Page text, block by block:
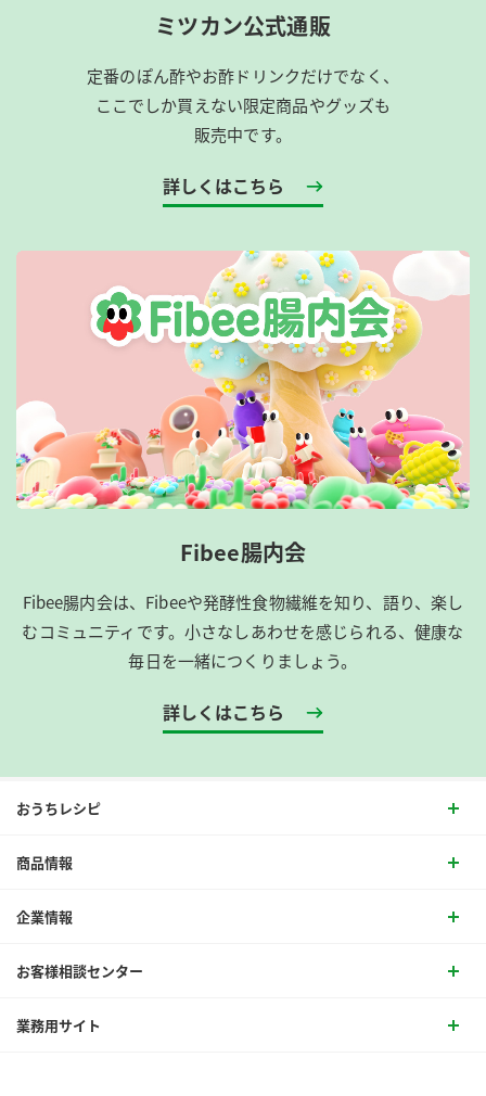
ミツカン公式通販
定番のぽん酢やお酢ドリンクだけでなく、
ここでしか買えない限定商品やグッズも
販売中です。
詳しくはこちら
Fibee腸内会
Fibee腸内会は、​Fibeeや発酵性食物繊維を知り、語り、楽し
むコミュニティです。​小さなしあわせを感じられる、健康な
毎日を一緒につくりましょう。
詳しくはこちら
おうちレシピ
商品情報
企業情報
お客様相談センター
業務用サイト